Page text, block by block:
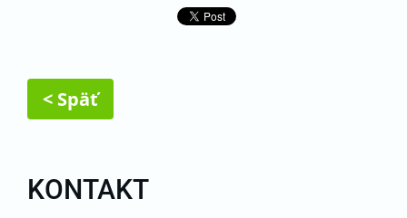
< Späť
KONTAKT